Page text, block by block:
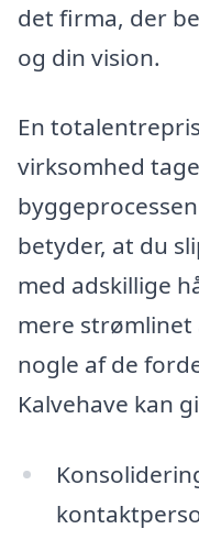
det firma, der
og din vision.
En
virksomhed
betyder, at du
med adskillige
mere strømlinet
nogle af de
Kalvehave kan